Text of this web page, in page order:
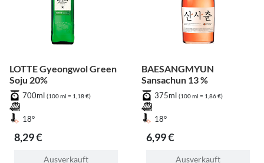
LOTTE Gyeongwol Green
Soju 20%
700ml (100 ml = 1,18 €)
18°
8,29 €
Ausverkauft
BAESANGMYUN
Sansachun 13 %
375ml (100 ml = 1,86 €)
18°
6,99 €
Ausverkauft